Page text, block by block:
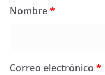
Nombre*
Correo electrónico *